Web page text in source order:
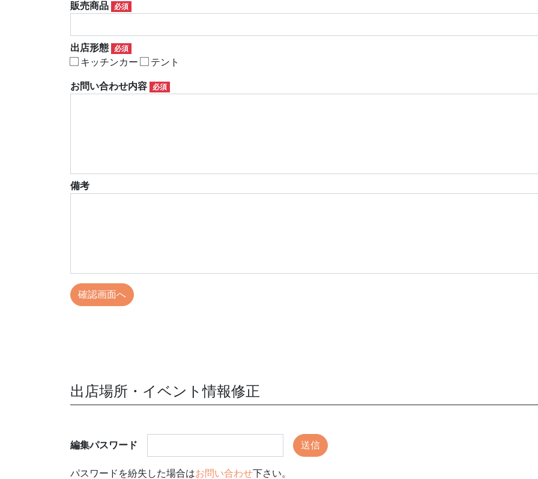
販売商品 必須
出店形態 必須
キッチンカー テント
お問い合わせ内容 必須
備考
出店場所・イベント情報修正
編集パスワード 送信
パスワードを紛失した場合はお問い合わせ下さい。